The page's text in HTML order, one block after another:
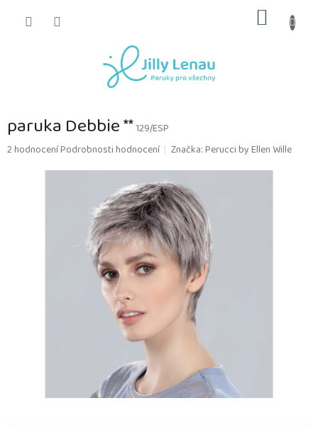
KOŠÍK
paruka Debbie **129/ESP
Průměrné
2 hodnoceníPodrobnosti hodnocení Značka:Perucci by Ellen Wille